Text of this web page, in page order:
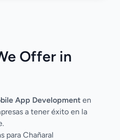
Offer in
App Development en
a tener éxito en la
para Chañaral